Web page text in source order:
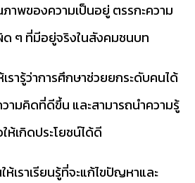
ภาพของความเป็นอยู่ ตรรกะความ
ด ๆ ที่มีอยู่จริงในสังคมชนบท
รารู้ว่าการศึกษาช่วยยกระดับคนได้
วามคิดที่ดีขึ้น และสามารถนำความรู้
ห้เกิดประโยชน์ได้ดี
ห้เราเรียนรู้ที่จะแก้ไขปัญหาและ